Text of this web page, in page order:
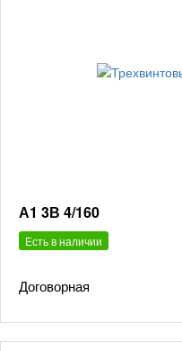
А1 3В 4/160
Есть в наличии
Договорная